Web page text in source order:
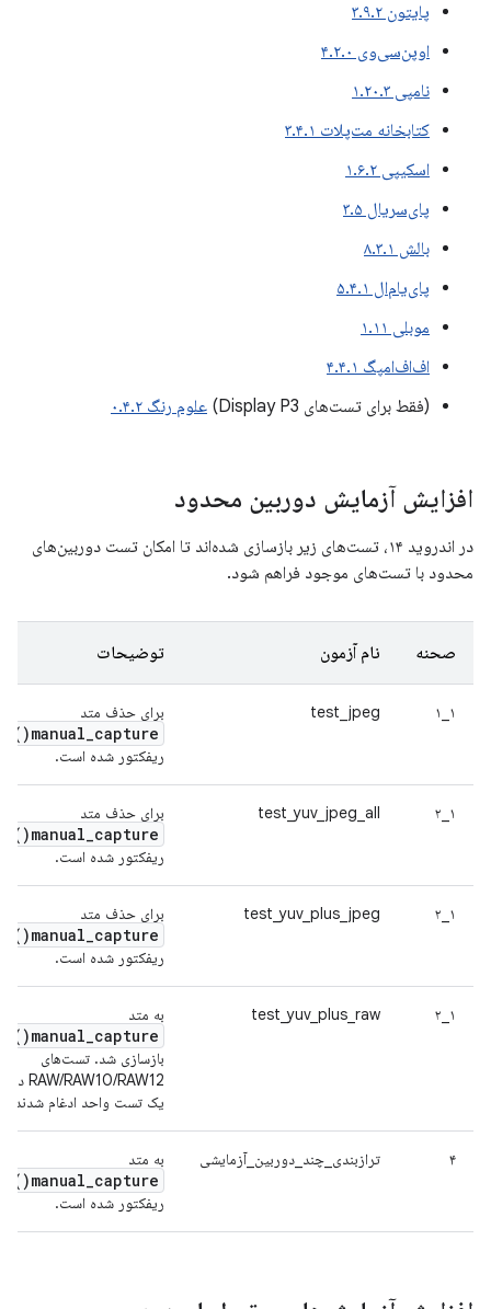
پایتون ۳.۹.۲
اوپن‌سی‌وی ۴.۲.۰
نامپی ۱.۲۰.۳
کتابخانه مت‌پلات ۳.۴.۱
اسکیپی ۱.۶.۲
پای‌سریال ۳.۵
بالش ۸.۳.۱
پای‌یام‌ال ۵.۴.۱
موبلی ۱.۱۱
اف‌اف‌امپگ ۴.۴.۱
(فقط برای تست‌های Display P3)
علوم رنگ ۰.۴.۲
افزایش آزمایش دوربین محدود
در اندروید ۱۴، تست‌های زیر بازسازی شده‌اند تا امکان تست دوربین‌های
محدود با تست‌های موجود فراهم شود.
صحنه نام آزمون توضیحات
۱_۱ test_jpeg برای حذف متد
manual_capture(
)
ریفکتور شده است.
۱_۲ test_yuv_jpeg_all برای حذف متد
manual_capture(
)
ریفکتور شده است.
۱_۲ test_yuv_plus_jpeg برای حذف متد
manual_capture(
)
ریفکتور شده است.
۱_۲ test_yuv_plus_raw به متد
manual_capture(
)
بازسازی شد. تست‌های
RAW/RAW10/RAW12 در
یک تست واحد ادغام شدند.
۴ ترازبندی_چند_دوربین_آزمایشی به متد
manual_capture(
)
ریفکتور شده است.